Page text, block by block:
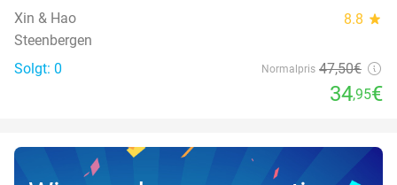
Xin & Hao 8.8 star
Steenbergen
Solgt: 0
Normalpris 47,50€
34,95€